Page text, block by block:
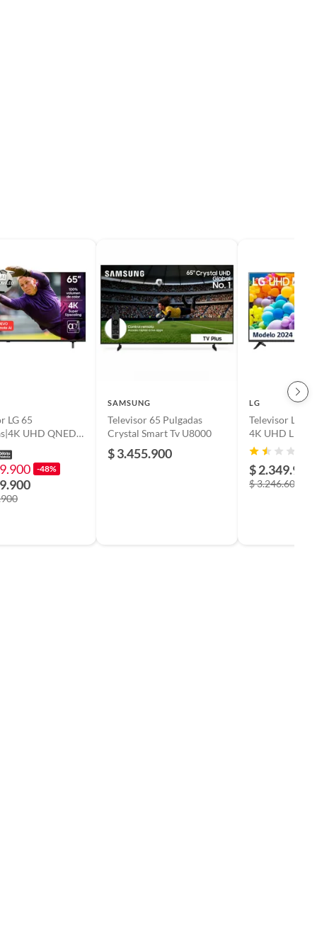
LG 65
UHD QNED
Remote
-48%
SAMSUNG
Televisor 65 Pulgadas
Crystal Smart Tv U8000
$ 3.455.900
LG
Televisor LG
4K UHD LED
65UT
$ 2.349.900
$ 3.246.600